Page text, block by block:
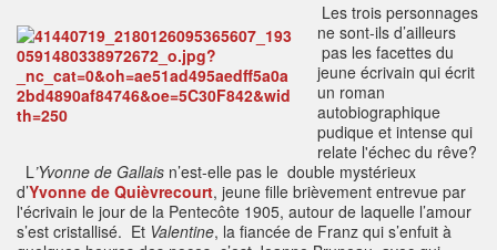
Les trois personnages
ne sont-ils d’ailleurs
pas les facettes du
jeune écrivain qui écrit
un roman
autobiographique
pudique et intense qui
relate l'échec du rêve?
L’Yvonne de Gallais n’est-elle pas le double mystérieux
d’Yvonne de Quièvrecourt, jeune fille brièvement entrevue par
l'écrivain le jour de la Pentecôte 1905, autour de laquelle l’amour
s’est cristallisé. Et Valentine, la fiancée de Franz qui s’enfuit à